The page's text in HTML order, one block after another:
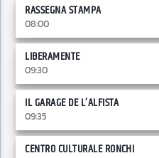
RASSEGNA STAMPA
08:00
LIBERAMENTE
09:30
IL GARAGE DE L’ALFISTA
09:35
CENTRO CULTURALE RONCHI